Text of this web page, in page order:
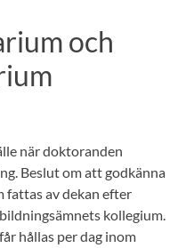
Välkomstbrev
och
när doktoranden
Beslut om att godkänna
fattas av dekan efter
kollegium.
hållas per dag inom